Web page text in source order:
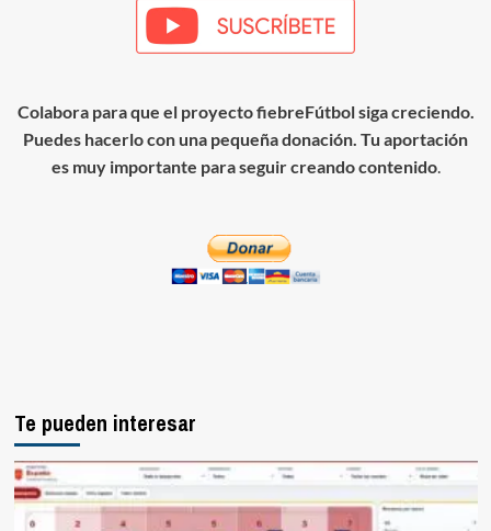
Colabora para que el proyecto fiebreFútbol siga creciendo.
Puedes hacerlo con una pequeña donación. Tu aportación
es muy importante para seguir creando contenido.
Te pueden interesar